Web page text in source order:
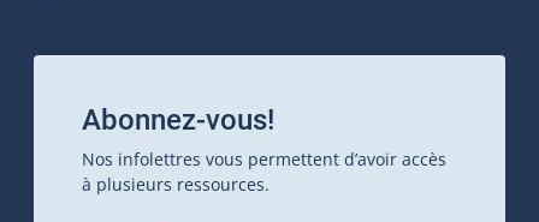
Abonnez-vous!
Nos infolettres vous permettent d’avoir accès
à plusieurs ressources.